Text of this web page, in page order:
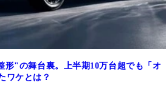
形"の舞台裏。上半期10万台超でも「オ
ワケとは？